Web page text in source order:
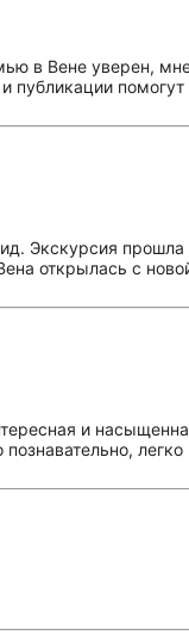
в Вене уверен,
публикации
Экскурсия
открылась с
и